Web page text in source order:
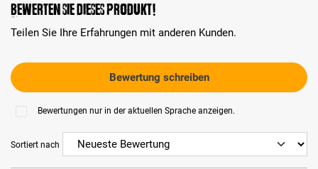
Bewerten Sie dieses Produkt!
Teilen Sie Ihre Erfahrungen mit anderen Kunden.
Bewertung schreiben
Bewertungen nur in der aktuellen Sprache anzeigen.
Sortiert nach